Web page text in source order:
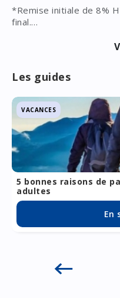
*Remise initiale de 8%
final.
limite des stocks
Les guides
VACANCES
5 bonnes raisons de
adultes
En